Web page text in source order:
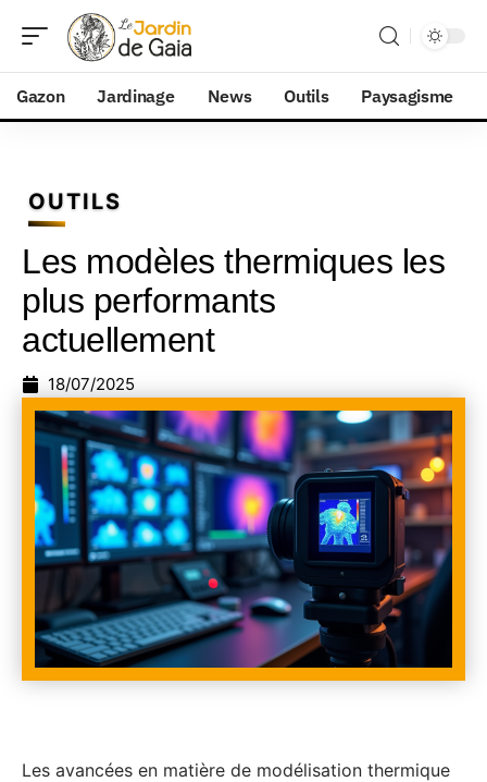
Gazon Jardinage News Outils Paysagisme
OUTILS
Les modèles thermiques les
plus performants
actuellement
18/07/2025
Les avancées en matière de modélisation thermique